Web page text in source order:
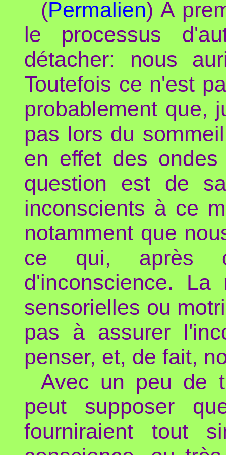
(Permalien) A
le processus
détacher: nous
Toutefois ce n'est
probablement que,
pas lors du
en effet des
question est de
inconscients à ce
notamment que
ce qui, après
d'inconscience.
sensorielles ou
pas à assurer
penser, et, de fait,
Avec un peu de
peut supposer
fourniraient tout